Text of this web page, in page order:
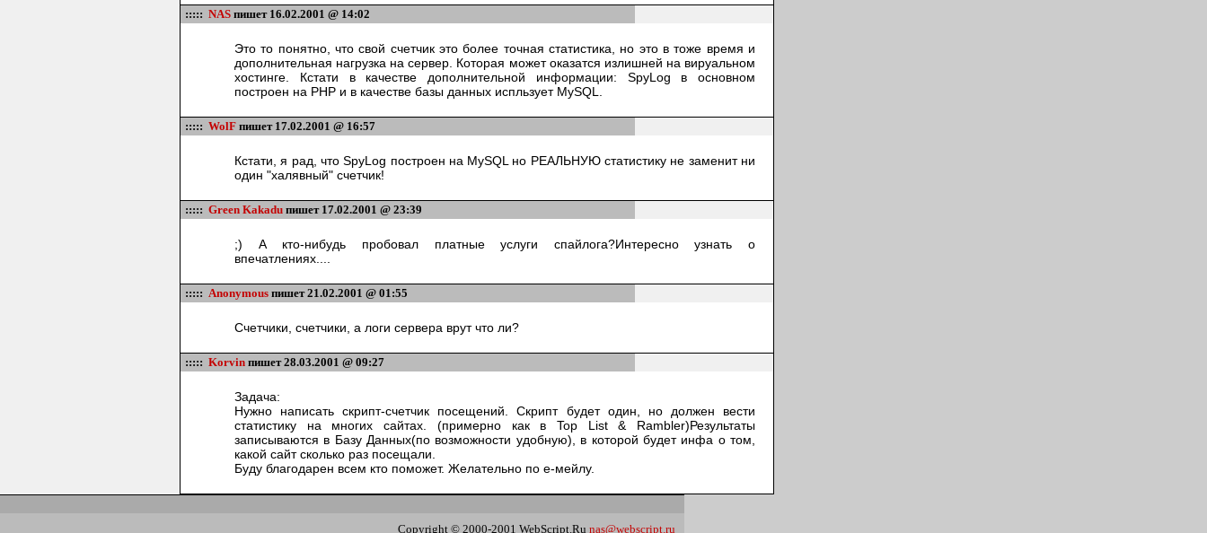
::::: NAS пишет 16.02.2001 @ 14:02
Это то понятно, что свой счетчик это более точная статистика, но это в тоже время и
дополнительная нагрузка на сервер. Которая может оказатся излишней на вируальном
хостинге. Кстати в качестве дополнительной информации: SpyLog в основном
построен на PHP и в качестве базы данных испльзует MySQL.
::::: WolF пишет 17.02.2001 @ 16:57
Кстати, я рад, что SpyLog построен на MySQL но РЕАЛЬНУЮ статистику не заменит ни
один "халявный" счетчик!
::::: Green Kakadu пишет 17.02.2001 @ 23:39
;) А кто-нибудь пробовал платные услуги спайлога?Интересно узнать о
впечатлениях....
::::: Anonymous пишет 21.02.2001 @ 01:55
Счетчики, счетчики, а логи сервера врут что ли?
::::: Korvin пишет 28.03.2001 @ 09:27
Задача:
Нужно написать скрипт-счетчик посещений. Скрипт будет один, но должен вести
статистику на многих сайтах. (примерно как в Top List & Rambler)Результаты
записываются в Базу Данных(по возможности удобную), в которой будет инфа о том,
какой сайт сколько раз посещали.
Буду благодарен всем кто поможет. Желательно по е-мейлу.
Copyright © 2000-2001 WebScript.Ru nas@webscript.ru